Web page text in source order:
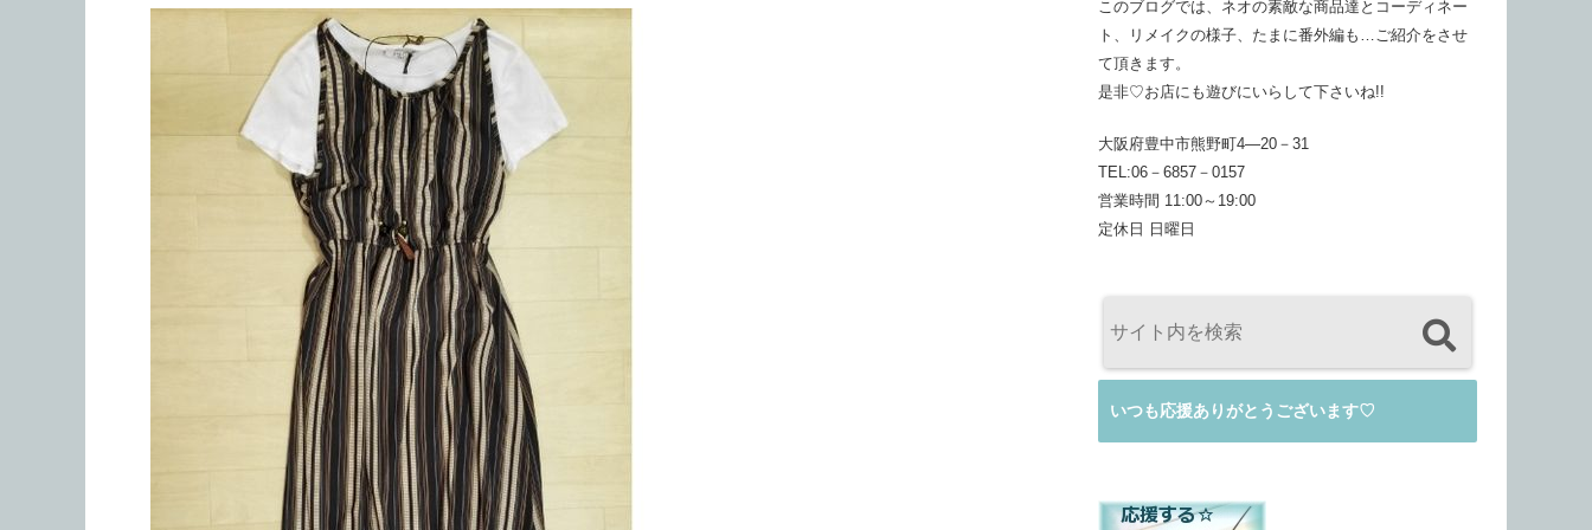
このブログでは、ネオの素敵な商品達とコーディネー
ト、リメイクの様子、たまに番外編も…ご紹介をさせ
て頂きます。
是非♡お店にも遊びにいらして下さいね!!
大阪府豊中市熊野町4―20－31
TEL:06－6857－0157
営業時間 11:00～19:00
定休日 日曜日
いつも応援ありがとうございます♡